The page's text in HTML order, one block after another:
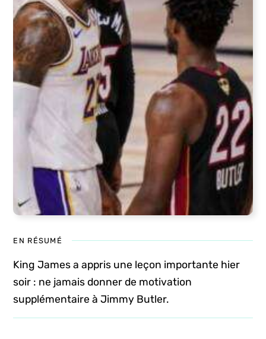
EN RÉSUMÉ
King James a appris une leçon importante hier
soir : ne jamais donner de motivation
supplémentaire à Jimmy Butler.